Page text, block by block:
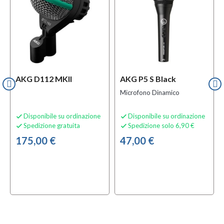
AKG D112 MKII
 Disponibile su ordinazione
 Spedizione gratuita
175,00 €
AKG P5 S Black
Microfono Dinamico
 Disponibile su ordinazione
 Spedizione solo 6,90 €
47,00 €